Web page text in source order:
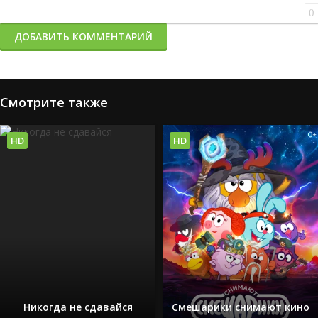
0
ДОБАВИТЬ КОММЕНТАРИЙ
Смотрите также
Никогда не сдавайся
HD
Смешарики снимают кино
HD